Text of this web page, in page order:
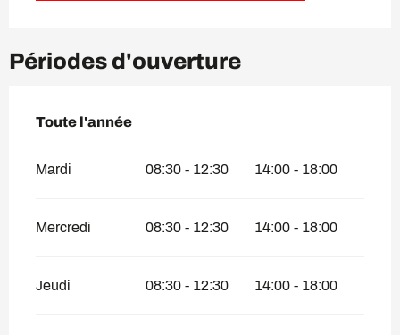
Périodes d'ouverture
Toute l'année
Toute l'année
Mardi 08:30 - 12:30 14:00 - 18:00
Mercredi 08:30 - 12:30 14:00 - 18:00
Jeudi 08:30 - 12:30 14:00 - 18:00